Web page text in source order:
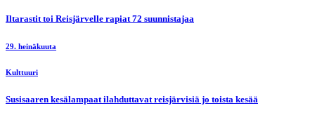
Iltarastit toi Reisjärvelle rapiat 72 suunnistajaa
29. heinäkuuta
Kulttuuri
Susisaaren kesälampaat ilahduttavat reisjärvisiä jo toista kesää